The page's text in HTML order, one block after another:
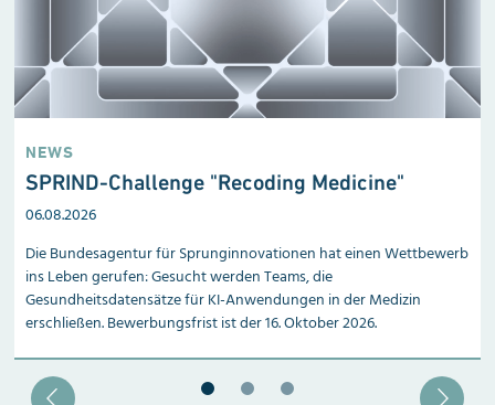
NEWS
SPRIND-Challenge "Recoding Medicine"
06.08.2026
Die Bundesagentur für Sprunginnovationen hat einen Wettbewerb
ins Leben gerufen: Gesucht werden Teams, die
Gesundheitsdatensätze für KI-Anwendungen in der Medizin
erschließen. Bewerbungsfrist ist der 16. Oktober 2026.